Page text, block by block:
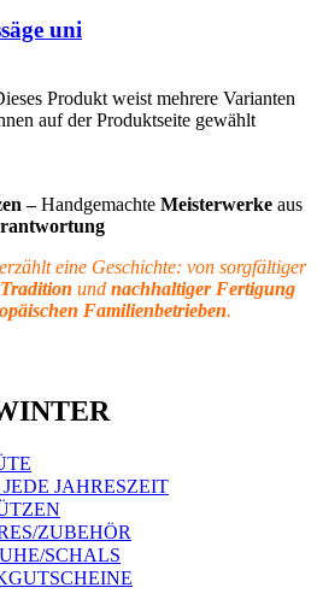
uni
Produkt weist mehrere Varianten
auf der Produktseite gewählt
–Handgemachte Meisterwerke aus
eine Geschichte: von sorgfältiger
Tradition und nachhaltiger Fertigung
Familienbetrieben.
JAHRESZEIT
ZUBEHÖR
SCHALS